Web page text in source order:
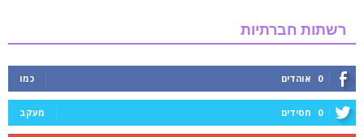
רשתות חברתיות
0 אוהדים כמו
0 חסידים מעקב